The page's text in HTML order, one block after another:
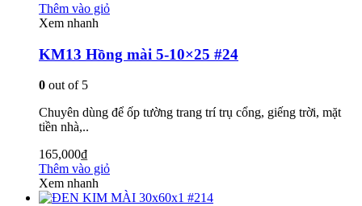
Thêm vào giỏ
Xem nhanh
KM13 Hồng mài 5-10×25 #24
0 out of 5
Chuyên dùng để ốp tường trang trí trụ cổng, giếng trời, mặt
tiền nhà,..
165,000₫
Thêm vào giỏ
Xem nhanh